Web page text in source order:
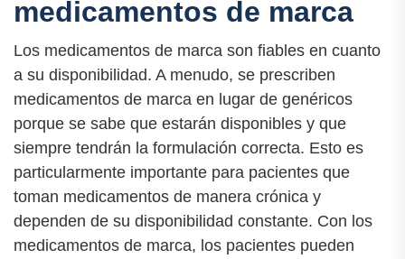
medicamentos de marca
Los medicamentos de marca son fiables en cuanto
a su disponibilidad. A menudo, se prescriben
medicamentos de marca en lugar de genéricos
porque se sabe que estarán disponibles y que
siempre tendrán la formulación correcta. Esto es
particularmente importante para pacientes que
toman medicamentos de manera crónica y
dependen de su disponibilidad constante. Con los
medicamentos de marca, los pacientes pueden